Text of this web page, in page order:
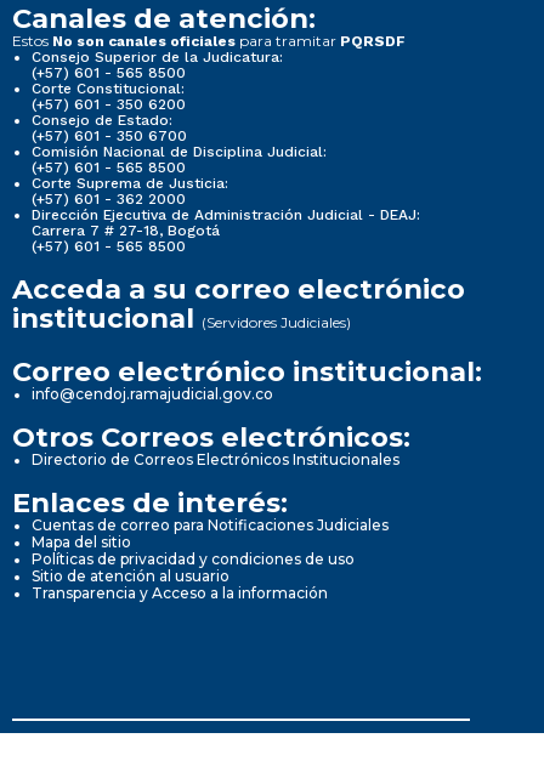
Canales de atención:
Estos No son canales oficiales para tramitar PQRSDF
Consejo Superior de la Judicatura:
(+57) 601 - 565 8500
Corte Constitucional:
(+57) 601 - 350 6200
Consejo de Estado:
(+57) 601 - 350 6700
Comisión Nacional de Disciplina Judicial:
(+57) 601 - 565 8500
Corte Suprema de Justicia:
(+57) 601 - 362 2000
Dirección Ejecutiva de Administración Judicial - DEAJ:
Carrera 7 # 27-18, Bogotá
(+57) 601 - 565 8500
Acceda a su correo electrónico
institucional (Servidores Judiciales)
Correo electrónico institucional:
info@cendoj.ramajudicial.gov.co
Otros Correos electrónicos:
Directorio de Correos Electrónicos Institucionales
Enlaces de interés:
Cuentas de correo para Notificaciones Judiciales
Mapa del sitio
Políticas de privacidad y condiciones de uso
Sitio de atención al usuario
Transparencia y Acceso a la información